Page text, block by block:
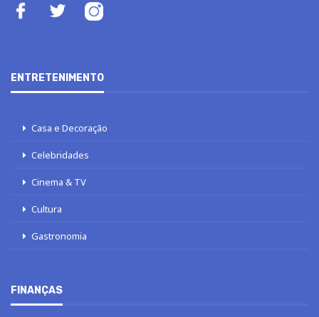
ENTRETENIMENTO
Casa e Decoração
Celebridades
Cinema & TV
Cultura
Gastronomia
FINANÇAS